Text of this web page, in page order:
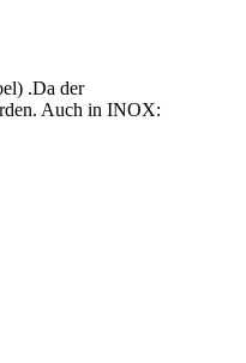
.Da der
Auch in INOX: